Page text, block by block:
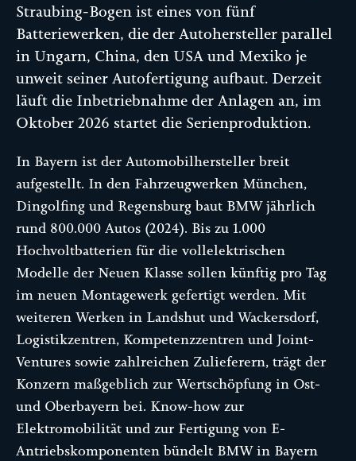
Straubing-Bogen ist eines von fünf
Batteriewerken, die der Autohersteller parallel
in Ungarn, China, den USA und Mexiko je
unweit seiner Autofertigung aufbaut. Derzeit
läuft die Inbetriebnahme der Anlagen an, im
Oktober 2026 startet die Serienproduktion.
In Bayern ist der Automobilhersteller breit
aufgestellt. In den Fahrzeugwerken München,
Dingolfing und Regensburg baut BMW jährlich
rund 800.000 Autos (2024). Bis zu 1.000
Hochvoltbatterien für die vollelektrischen
Modelle der Neuen Klasse sollen künftig pro Tag
im neuen Montagewerk gefertigt werden. Mit
weiteren Werken in Landshut und Wackersdorf,
Logistikzentren, Kompetenzzentren und Joint-
Ventures sowie zahlreichen Zulieferern, trägt der
Konzern maßgeblich zur Wertschöpfung in Ost-
und Oberbayern bei. Know-how zur
Elektromobilität und zur Fertigung von E-
Antriebskomponenten bündelt BMW in Bayern